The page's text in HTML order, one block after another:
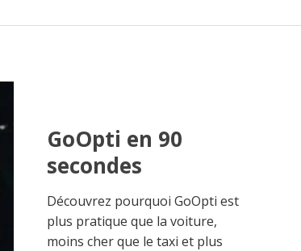
GoOpti en 90
secondes
Découvrez pourquoi GoOpti est
plus pratique que la voiture,
moins cher que le taxi et plus